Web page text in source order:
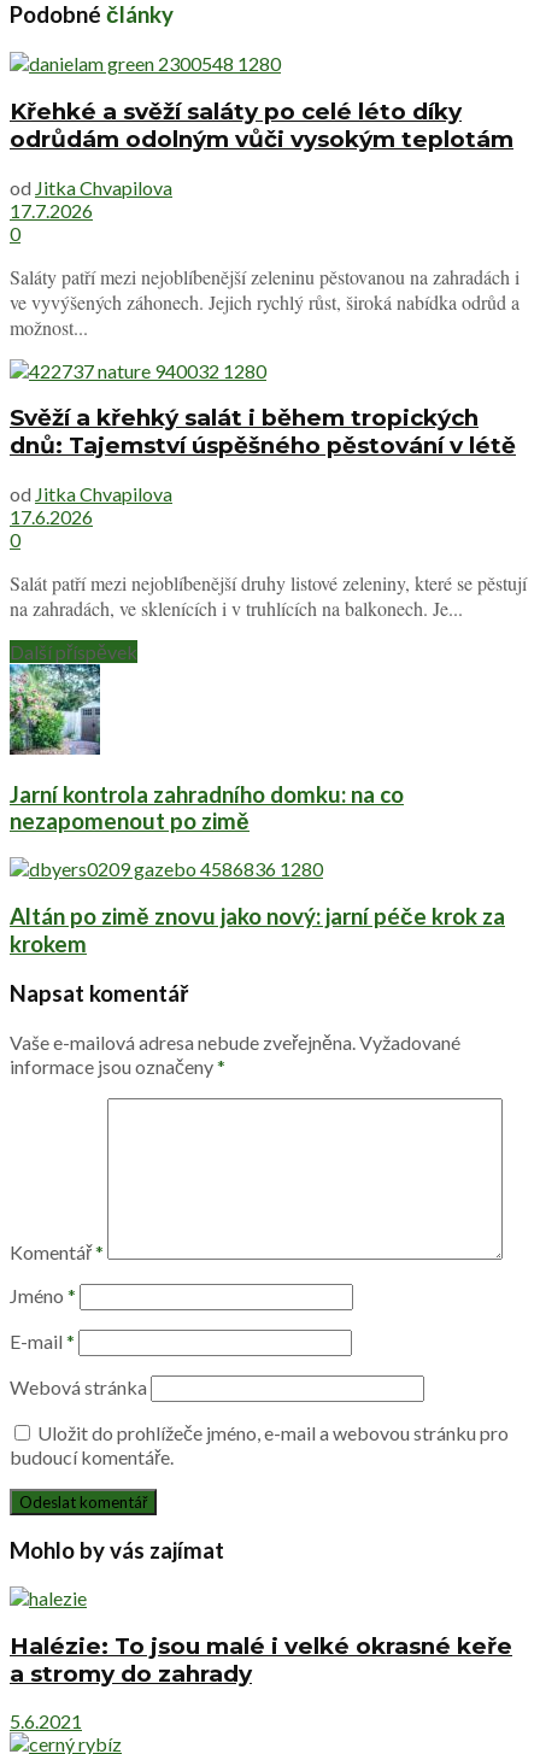
Podobné články
Křehké a svěží saláty po celé léto díky
odrůdám odolným vůči vysokým teplotám
od Jitka Chvapilova
17.7.2026
0
Saláty patří mezi nejoblíbenější zeleninu pěstovanou na zahradách i
ve vyvýšených záhonech. Jejich rychlý růst, široká nabídka odrůd a
možnost...
Svěží a křehký salát i během tropických
dnů: Tajemství úspěšného pěstování v létě
od Jitka Chvapilova
17.6.2026
0
Salát patří mezi nejoblíbenější druhy listové zeleniny, které se pěstují
na zahradách, ve sklenících i v truhlících na balkonech. Je...
Další příspěvek
Jarní kontrola zahradního domku: na co
nezapomenout po zimě
Altán po zimě znovu jako nový: jarní péče krok za
krokem
Napsat komentář
Vaše e-mailová adresa nebude zveřejněna. Vyžadované
informace jsou označeny*
Komentář*
Jméno *
E-mail *
Webová stránka
Uložit do prohlížeče jméno, e-mail a webovou stránku pro
budoucí komentáře.
Mohlo by vás zajímat
Halézie: To jsou malé i velké okrasné keře
a stromy do zahrady
5.6.2021